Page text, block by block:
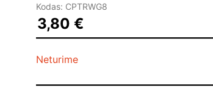
Kodas: CPTRWG8
3,80 €
Neturime